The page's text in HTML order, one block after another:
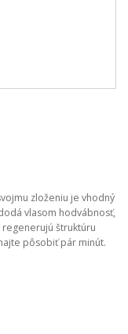
zloženiu je vhodný
vlasom hodvábnosť,
regenerujú štruktúru
pôsobiť pár minút.